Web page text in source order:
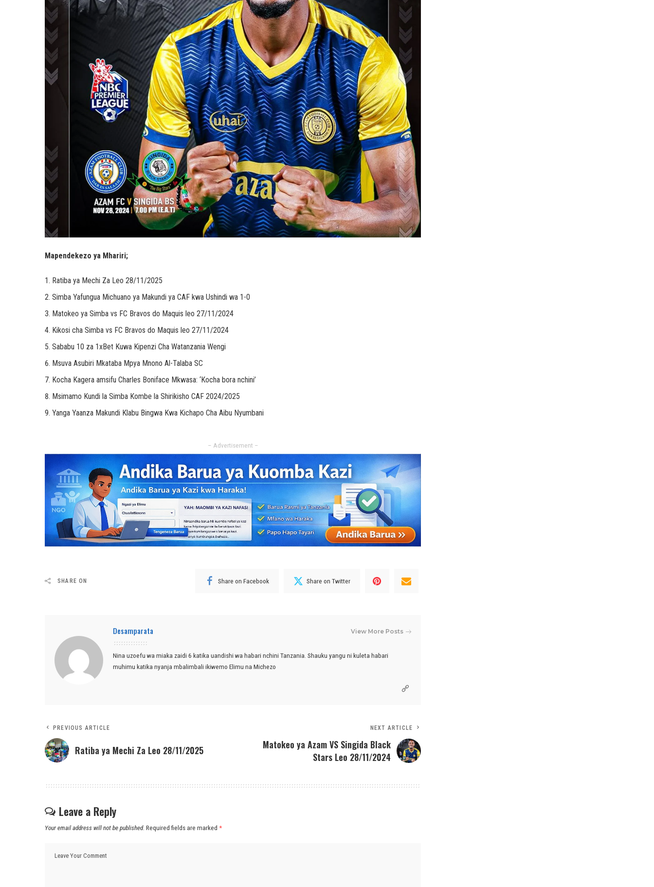
Mapendekezo ya Mhariri;
Ratiba ya Mechi Za Leo 28/11/2025
Simba Yafungua Michuano ya Makundi ya CAF kwa Ushindi wa 1-0
Matokeo ya Simba vs FC Bravos do Maquis leo 27/11/2024
Kikosi cha Simba vs FC Bravos do Maquis leo 27/11/2024
Sababu 10 za 1xBet Kuwa Kipenzi Cha Watanzania Wengi
Msuva Asubiri Mkataba Mpya Mnono Al-Talaba SC
Kocha Kagera amsifu Charles Boniface Mkwasa: ‘Kocha bora nchini’
Msimamo Kundi la Simba Kombe la Shirikisho CAF 2024/2025
Yanga Yaanza Makundi Klabu Bingwa Kwa Kichapo Cha Aibu Nyumbani
– Advertisement –
SHARE ON Share on Facebook Share on Twitter
Desamparata View More Posts
Nina uzoefu wa miaka zaidi 6 katika uandishi wa habari nchini Tanzania. Shauku yangu ni kuleta habari
muhimu katika nyanja mbalimbali ikiwemo Elimu na Michezo
PREVIOUS ARTICLE
Ratiba ya Mechi Za Leo 28/11/2025
NEXT ARTICLE
Matokeo ya Azam VS Singida Black
Stars Leo 28/11/2024
Leave a Reply
Your email address will not be published. Required fields are marked *